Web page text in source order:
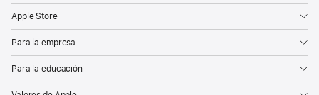
Apple Store
Para la empresa
Para la educación